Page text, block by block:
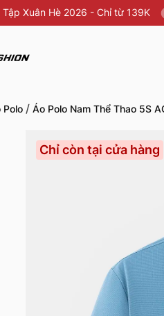
Tập Xuân Hè 2026 - Chỉ từ 139K
Polo / Áo Polo Nam Thể Thao 5S
Chỉ còn tại cửa hàng